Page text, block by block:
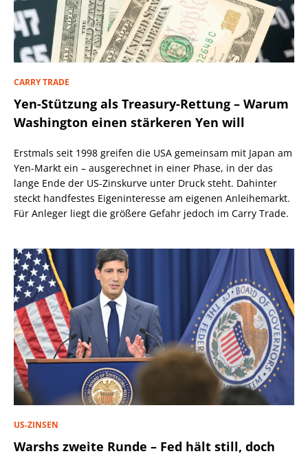
CARRY TRADE
Yen-Stützung als Treasury-Rettung – Warum
Washington einen stärkeren Yen will
Erstmals seit 1998 greifen die USA gemeinsam mit Japan am
Yen-Markt ein – ausgerechnet in einer Phase, in der das
lange Ende der US-Zinskurve unter Druck steht. Dahinter
steckt handfestes Eigeninteresse am eigenen Anleihemarkt.
Für Anleger liegt die größere Gefahr jedoch im Carry Trade.
US-ZINSEN
Warshs zweite Runde – Fed hält still, doch